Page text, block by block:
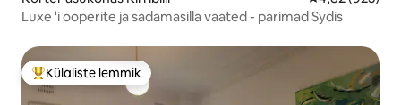
Luxe 'i ooperite ja sadamasilla vaated - parimad Sydis
Külaliste suur lemmik
Külaliste lemmik